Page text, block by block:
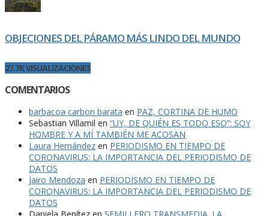
OBJECIONES DEL PÁRAMO MÁS LINDO DEL MUNDO
27.7K VISUALIZACIONES
COMENTARIOS
barbacoa carbon barata en PAZ, CORTINA DE HUMO
Sebastian Villamil en “UY, DE QUIÉN ES TODO ESO”: SOY
HOMBRE Y A MÍ TAMBIÉN ME ACOSAN
Laura Hernández en PERIODISMO EN TIEMPO DE
CORONAVIRUS: LA IMPORTANCIA DEL PERIODISMO DE
DATOS
Jairo Mendoza en PERIODISMO EN TIEMPO DE
CORONAVIRUS: LA IMPORTANCIA DEL PERIODISMO DE
DATOS